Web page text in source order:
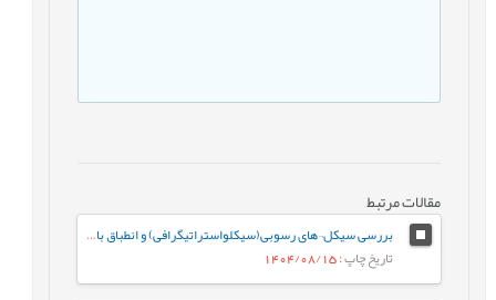
مقالات مرتبط
بررسی سیکل¬های رسوبی(سیکلواستراتیگرافی) و انطباق با مرزهای زیستی – زمانی ائوسن بالایی – الیگوسن در سازندهای پابده (بخش بالایی سازند پابده) و آسماری در میدان نفتی مارون
تاریخ چاپ: 1404/08/15